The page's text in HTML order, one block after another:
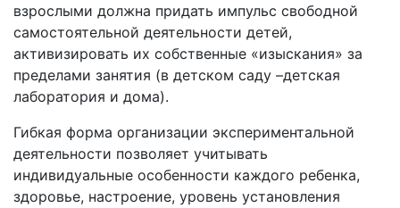
взрослыми должна придать импульс свободной
самостоятельной деятельности детей,
активизировать их собственные «изыскания» за
пределами занятия (в детском саду –детская
лаборатория и дома).
Гибкая форма организации экспериментальной
деятельности позволяет учитывать
индивидуальные особенности каждого ребенка,
здоровье, настроение, уровень установления